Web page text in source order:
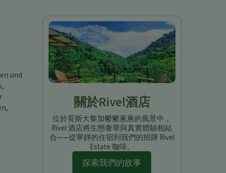
und
關於Rivel酒店
位於哥斯大黎加鬱鬱蔥蔥的風景中，
Rivel 酒店將生態奢華與真實體驗相結
合——從寧靜的住宿到我們的招牌 Rivel
Estate 咖啡。
探索我們的故事